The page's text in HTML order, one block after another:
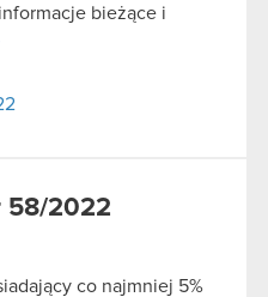
bieżące i
58/2022
co najmniej 5%